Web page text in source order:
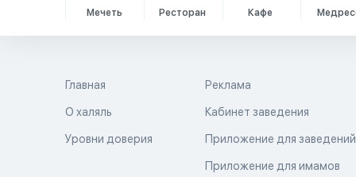
Мечеть Ресторан Кафе
Главная
О халяль
Уровни доверия
Реклама
Кабинет заведения
Приложение для заведений
Приложение для имамов